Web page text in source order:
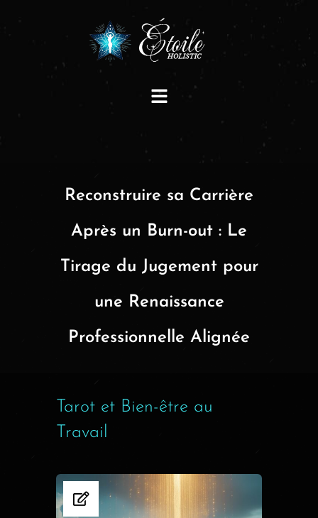
Reconstruire sa Carrière
Après un Burn-out : Le
Tirage du Jugement pour
une Renaissance
Professionnelle Alignée
Tarot et Bien-être au
Travail